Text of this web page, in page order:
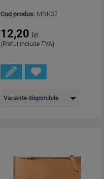
Cod produs: MNK37
12,20 lei
(Pretul include TVA)
Variante disponibile